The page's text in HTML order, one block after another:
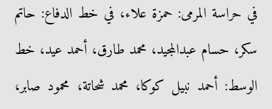
في حراسة المرمى: حمزة علاء، في خط الدفاع: حاتم
سكر، حسام عبدالمجيد، محمد طارق، أحمد عيد، خط
الوسط: أحمد نبيل كوكا، محمد شحاتة، محمود صابر،